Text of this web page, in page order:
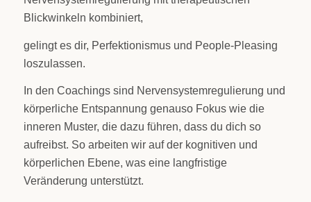
Blickwinkeln kombiniert,
gelingt es dir, Perfektionismus und People-Pleasing
loszulassen.
In den Coachings sind Nervensystemregulierung und
körperliche Entspannung genauso Fokus wie die
inneren Muster, die dazu führen, dass du dich so
aufreibst. So arbeiten wir auf der kognitiven und
körperlichen Ebene, was eine langfristige
Veränderung unterstützt.